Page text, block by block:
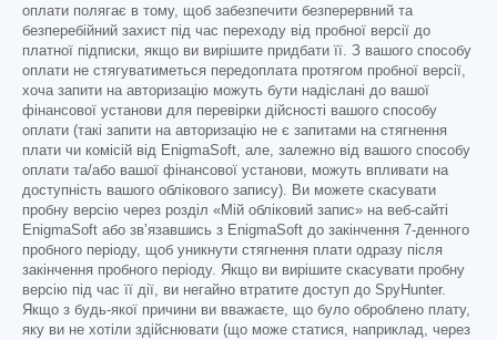
оплати полягає в тому, щоб забезпечити безперервний та
безперебійний захист під час переходу від пробної версії до
платної підписки, якщо ви вирішите придбати її. З вашого способу
оплати не стягуватиметься передоплата протягом пробної версії,
хоча запити на авторизацію можуть бути надіслані до вашої
фінансової установи для перевірки дійсності вашого способу
оплати (такі запити на авторизацію не є запитами на стягнення
плати чи комісій від EnigmaSoft, але, залежно від вашого способу
оплати та/або вашої фінансової установи, можуть впливати на
доступність вашого облікового запису). Ви можете скасувати
пробну версію через розділ «Мій обліковий запис» на веб-сайті
EnigmaSoft або зв’язавшись з EnigmaSoft до закінчення 7-денного
пробного періоду, щоб уникнути стягнення плати одразу після
закінчення пробного періоду. Якщо ви вирішите скасувати пробну
версію під час її дії, ви негайно втратите доступ до SpyHunter.
Якщо з будь-якої причини ви вважаєте, що було оброблено плату,
яку ви не хотіли здійснювати (що може статися, наприклад, через